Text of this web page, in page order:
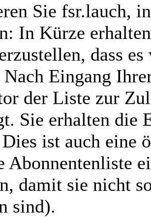
Sie fsr.lauch,
In Kürze
dass
Eingang
der Liste zur
Sie erhalten die
ist auch eine
Abonnentenliste
damit sie nicht
sind).